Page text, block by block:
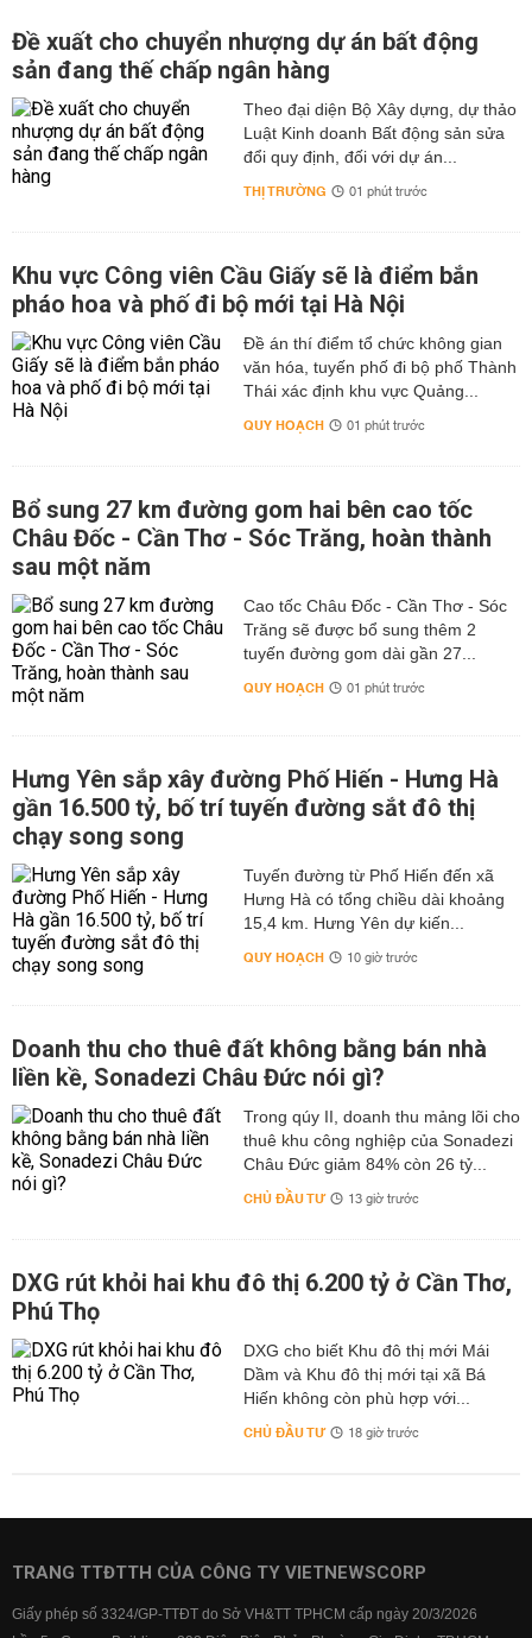
Đề xuất cho chuyển nhượng dự án bất động
sản đang thế chấp ngân hàng
Theo đại diện Bộ Xây dựng, dự thảo
Luật Kinh doanh Bất động sản sửa
đổi quy định, đối với dự án...
THỊ TRƯỜNG 01 phút trước
Khu vực Công viên Cầu Giấy sẽ là điểm bắn
pháo hoa và phố đi bộ mới tại Hà Nội
Đề án thí điểm tổ chức không gian
văn hóa, tuyến phố đi bộ phố Thành
Thái xác định khu vực Quảng...
QUY HOẠCH 01 phút trước
Bổ sung 27 km đường gom hai bên cao tốc
Châu Đốc - Cần Thơ - Sóc Trăng, hoàn thành
sau một năm
Cao tốc Châu Đốc - Cần Thơ - Sóc
Trăng sẽ được bổ sung thêm 2
tuyến đường gom dài gần 27...
QUY HOẠCH 01 phút trước
Hưng Yên sắp xây đường Phố Hiến - Hưng Hà
gần 16.500 tỷ, bố trí tuyến đường sắt đô thị
chạy song song
Tuyến đường từ Phố Hiến đến xã
Hưng Hà có tổng chiều dài khoảng
15,4 km. Hưng Yên dự kiến...
QUY HOẠCH 10 giờ trước
Doanh thu cho thuê đất không bằng bán nhà
liền kề, Sonadezi Châu Đức nói gì?
Trong qúy II, doanh thu mảng lõi cho
thuê khu công nghiệp của Sonadezi
Châu Đức giảm 84% còn 26 tỷ...
CHỦ ĐẦU TƯ 13 giờ trước
DXG rút khỏi hai khu đô thị 6.200 tỷ ở Cần Thơ,
Phú Thọ
DXG cho biết Khu đô thị mới Mái
Dầm và Khu đô thị mới tại xã Bá
Hiến không còn phù hợp với...
CHỦ ĐẦU TƯ 18 giờ trước
TRANG TTĐTTH CỦA CÔNG TY VIETNEWSCORP
Giấy phép số 3324/GP-TTĐT do Sở VH&TT TPHCM cấp ngày 20/3/2026